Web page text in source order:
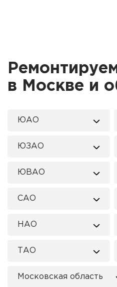
в Москве и
ЮАО
ЮЗАО
ЮВАО
САО
НАО
ТАО
Московская область